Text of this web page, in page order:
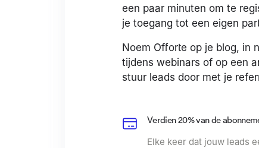
een paar minuten om te
je toegang tot een eigen
Noem Offorte op je blog, in
tijdens webinars of op een
stuur leads door met je
Verdien 20% van de
Elke keer dat jouw leads